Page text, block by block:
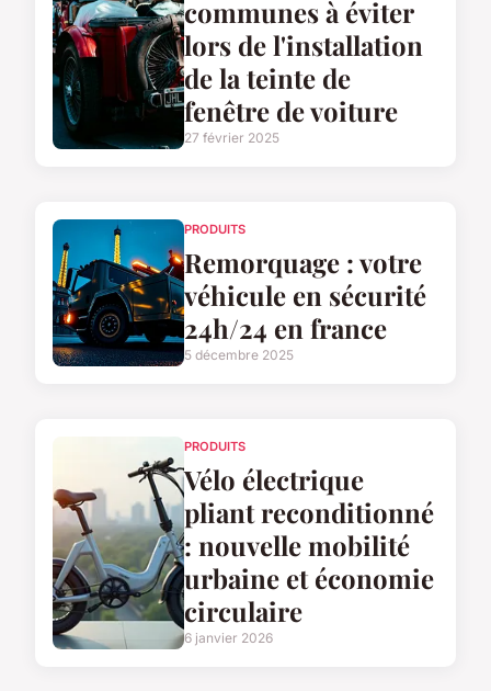
communes à éviter
lors de l'installation
de la teinte de
fenêtre de voiture
27 février 2025
PRODUITS
Remorquage : votre
véhicule en sécurité
24h/24 en france
5 décembre 2025
PRODUITS
Vélo électrique
pliant reconditionné
: nouvelle mobilité
urbaine et économie
circulaire
6 janvier 2026